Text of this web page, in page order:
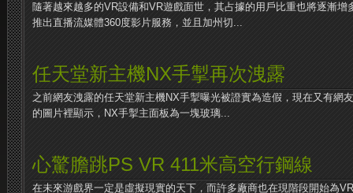
隨著越來越多的VR設備和VR遊戲面世，其占據的用戶比重也將逐漸增
推出直播流媒體360度影片服務，並且加州切...
任天堂新主機NX手掣再次洩露
之前網友洩露的任天堂新主機NX手掣曝光被證實為造假，現在又有網
的圖片裡顯示，NX手掣主面板為一塊玻璃...
心驚膽跳PS VR 411米高空行鋼線
在未來游戲界一定是虛擬現實的天下，而許多廠商也在現階段開始為